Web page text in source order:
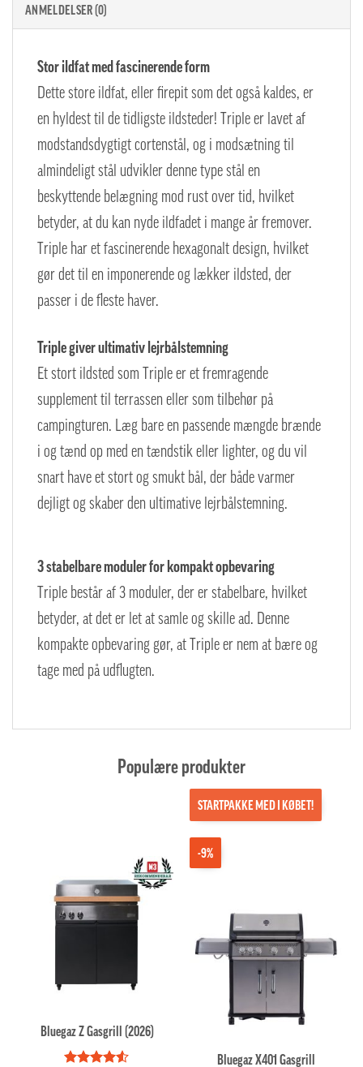
ANMELDELSER (0)
Stor ildfat med fascinerende form
Dette store ildfat, eller firepit som det også kaldes, er
en hyldest til de tidligste ildsteder! Triple er lavet af
modstandsdygtigt cortenstål, og i modsætning til
almindeligt stål udvikler denne type stål en
beskyttende belægning mod rust over tid, hvilket
betyder, at du kan nyde ildfadet i mange år fremover.
Triple har et fascinerende hexagonalt design, hvilket
gør det til en imponerende og lækker ildsted, der
passer i de fleste haver.
Triple giver ultimativ lejrbålstemning
Et stort ildsted som Triple er et fremragende
supplement til terrassen eller som tilbehør på
campingturen. Læg bare en passende mængde brænde
i og tænd op med en tændstik eller lighter, og du vil
snart have et stort og smukt bål, der både varmer
dejligt og skaber den ultimative lejrbålstemning.
3 stabelbare moduler for kompakt opbevaring
Triple består af 3 moduler, der er stabelbare, hvilket
betyder, at det er let at samle og skille ad. Denne
kompakte opbevaring gør, at Triple er nem at bære og
tage med på udflugten.
Populære produkter
Bluegaz Z Gasgrill (2026)
-9%
STARTPAKKE MED I KØBET!
Bluegaz X401 Gasgrill